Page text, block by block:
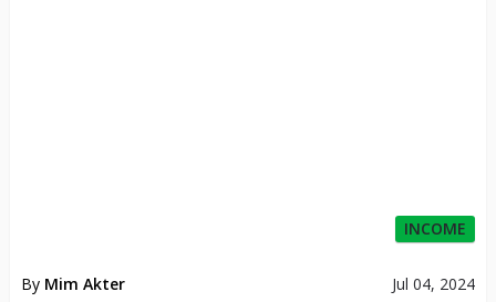
INCOME
By Mim Akter Jul 04, 2024